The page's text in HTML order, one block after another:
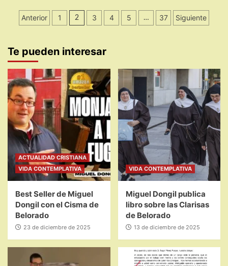
Plenaria
en
Año
Paginación
entradas
Anterior 1 2 3 4 5 … 37 Siguiente
Te pueden interesar
ACTUALIDAD CRISTIANA
VIDA CONTEMPLATIVA
Best Seller de Miguel
Dongil con el Cisma de
Belorado
23 de diciembre de 2025
VIDA CONTEMPLATIVA
Miguel Dongil publica
libro sobre las Clarisas
de Belorado
13 de diciembre de 2025